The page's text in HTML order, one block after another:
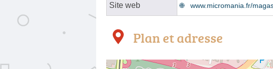
Site web www.micromania.fr/
Plan et adresse